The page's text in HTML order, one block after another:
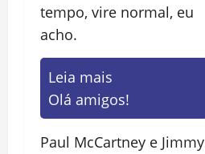
tempo, vire normal, eu
acho.
Leia mais
Olá amigos!
Paul McCartney e Jimmy